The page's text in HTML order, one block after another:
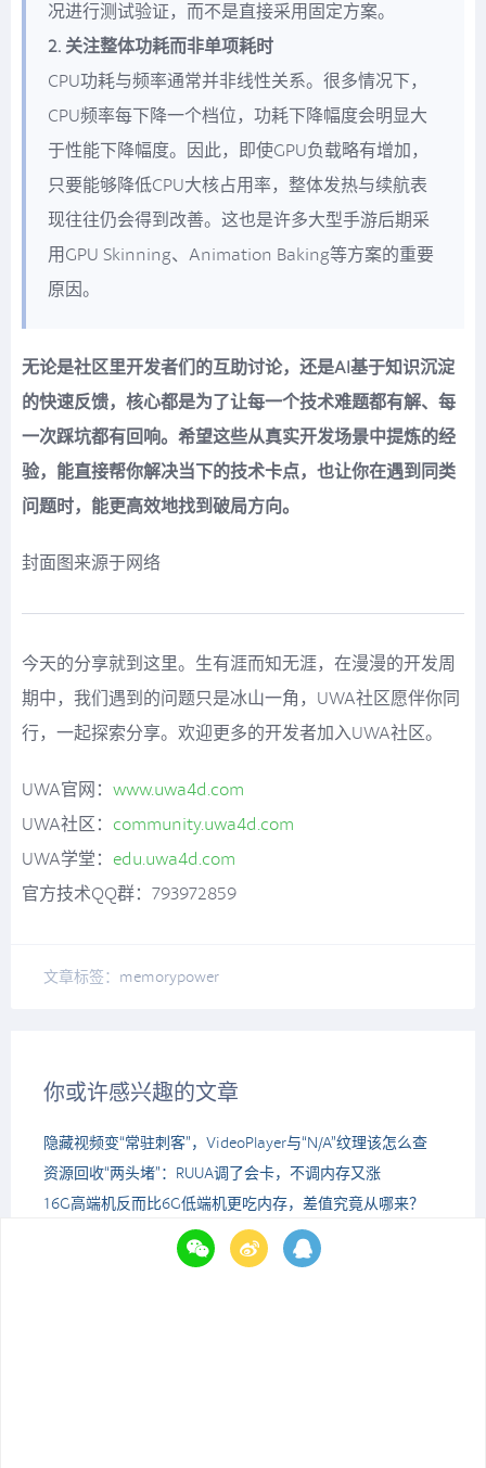
况进行测试验证，而不是直接采用固定方案。
2. 关注整体功耗而非单项耗时
CPU功耗与频率通常并非线性关系。很多情况下，
CPU频率每下降一个档位，功耗下降幅度会明显大
于性能下降幅度。因此，即使GPU负载略有增加，
只要能够降低CPU大核占用率，整体发热与续航表
现往往仍会得到改善。这也是许多大型手游后期采
用GPU Skinning、Animation Baking等方案的重要
原因。
无论是社区里开发者们的互助讨论，还是AI基于知识沉淀
的快速反馈，核心都是为了让每一个技术难题都有解、每
一次踩坑都有回响。希望这些从真实开发场景中提炼的经
验，能直接帮你解决当下的技术卡点，也让你在遇到同类
问题时，能更高效地找到破局方向。
封面图来源于网络
今天的分享就到这里。生有涯而知无涯，在漫漫的开发周
期中，我们遇到的问题只是冰山一角，UWA社区愿伴你同
行，一起探索分享。欢迎更多的开发者加入UWA社区。
UWA官网： www.uwa4d.com
UWA社区： community.uwa4d.com
UWA学堂： edu.uwa4d.com
官方技术QQ群：793972859
文章标签： memorypower
你或许感兴趣的文章
隐藏视频变“常驻刺客”，VideoPlayer与“N/A”纹理该怎么查
资源回收“两头堵”：RUUA调了会卡，不调内存又涨
16G高端机反而比6G低端机更吃内存，差值究竟从哪来？
从64MB降至5MB，TMP字体Atlas内存优化实战